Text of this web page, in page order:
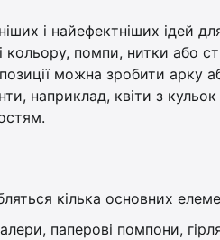
і найефектніших ідей
кольору, помпи, нитки або
можна зробити арку
наприклад, квіти з
кілька основних
паперові помпони,